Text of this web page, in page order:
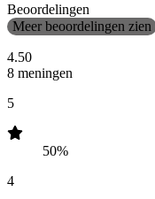
Beoordelingen
Meer beoordelingen zien
4.50
8 meningen
5
50%
4